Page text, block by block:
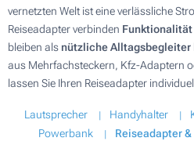
vernetzten Welt ist eine verlässliche
Reiseadapter verbinden Funktionalität
bleiben als nützliche Alltagsbegleiter
aus Mehrfachsteckern, Kfz-Adaptern
lassen Sie Ihren Reiseadapter
Lautsprecher Handyhalter
Powerbank
Reiseadapter